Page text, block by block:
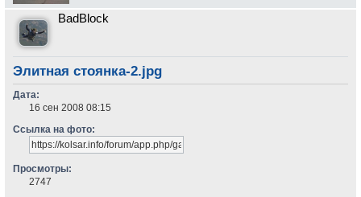
BadBlock
Элитная стоянка-2.jpg
Дата:
16 сен 2008 08:15
Ссылка на фото:
Просмотры:
2747